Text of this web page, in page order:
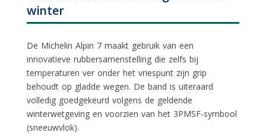
winter
De Michelin Alpin 7 maakt gebruik van een
innovatieve rubbersamenstelling die zelfs bij
temperaturen ver onder het vriespunt zijn grip
behoudt op gladde wegen. De band is uiteraard
volledig goedgekeurd volgens de geldende
winterwetgevingen voorzien van het 3PMSF-symbool
(sneeuwvlok).